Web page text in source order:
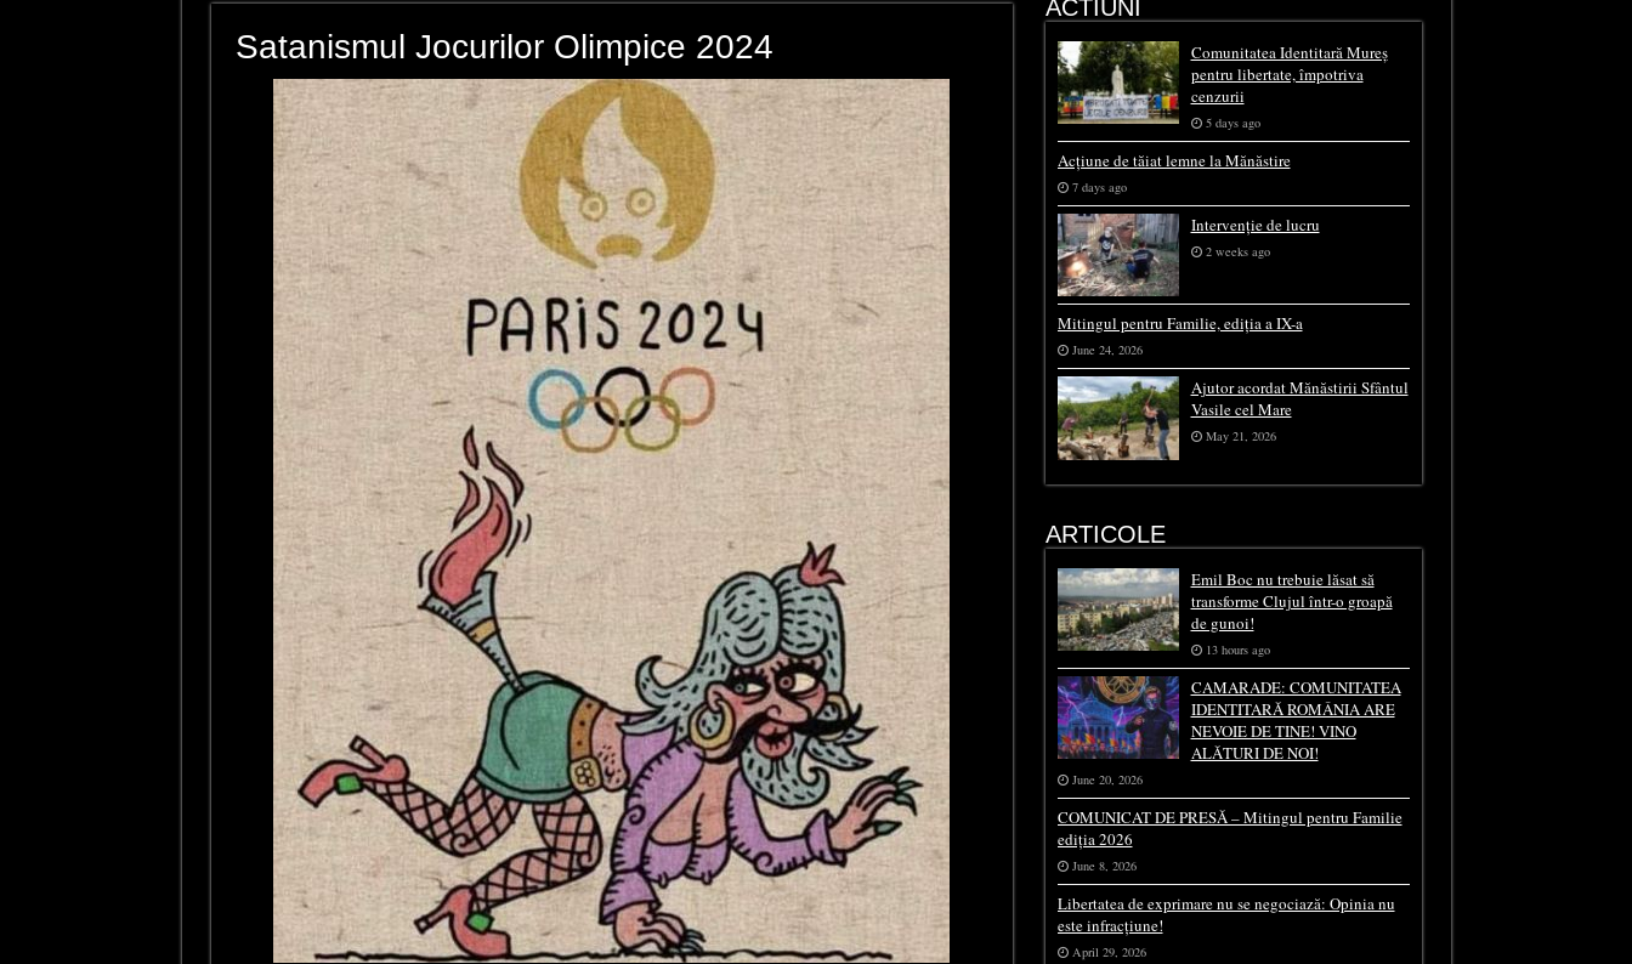
Satanismul Jocurilor Olimpice 2024
ACTIUNI
Comunitatea Identitară Mureș
pentru libertate, împotriva
cenzurii
5 days ago
Acțiune de tăiat lemne la Mănăstire
7 days ago
Intervenție de lucru
2 weeks ago
Mitingul pentru Familie, ediția a IX-a
June 24, 2026
Ajutor acordat Mănăstirii Sfântul
Vasile cel Mare
May 21, 2026
ARTICOLE
Emil Boc nu trebuie lăsat să
transforme Clujul într-o groapă
de gunoi!
13 hours ago
CAMARADE: COMUNITATEA
IDENTITARĂ ROMÂNIA ARE
NEVOIE DE TINE! VINO
ALĂTURI DE NOI!
June 20, 2026
COMUNICAT DE PRESĂ – Mitingul pentru Familie
ediția 2026
June 8, 2026
Libertatea de exprimare nu se negociază: Opinia nu
este infracțiune!
April 29, 2026